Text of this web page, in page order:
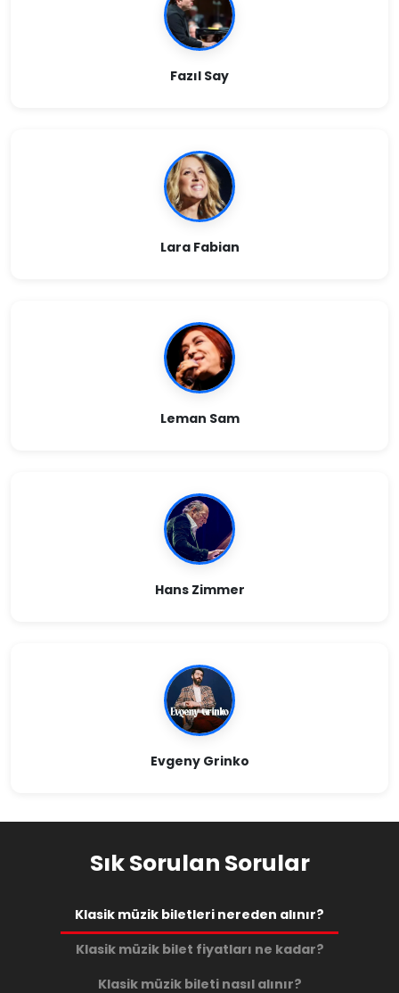
Fazıl Say
Lara Fabian
Leman Sam
Hans Zimmer
Evgeny Grinko
Sık Sorulan Sorular
Klasik müzik biletleri nereden alınır?
Klasik müzik bilet fiyatları ne kadar?
Klasik müzik bileti nasıl alınır?